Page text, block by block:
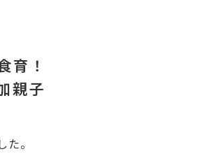
！
親子
た。